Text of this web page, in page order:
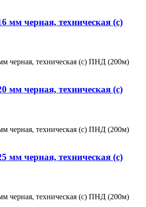
мм черная, техническая (с)
мм черная, техническая (с)
мм черная, техническая (с)